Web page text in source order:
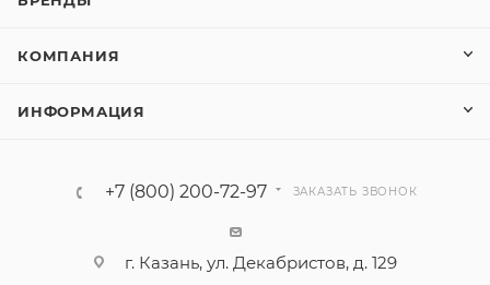
КОМПАНИЯ
ИНФОРМАЦИЯ
+7 (800) 200-72-97 ЗАКАЗАТЬ ЗВОНОК
г. Казань, ул. Декабристов, д. 129